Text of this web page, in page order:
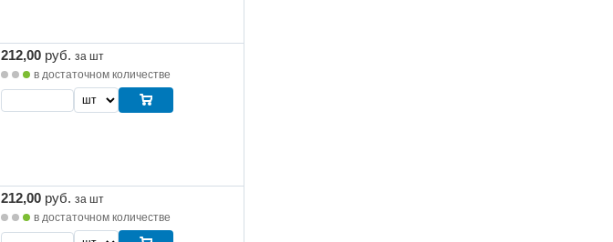
212,00 руб. за шт
в достаточном количестве
212,00 руб. за шт
в достаточном количестве